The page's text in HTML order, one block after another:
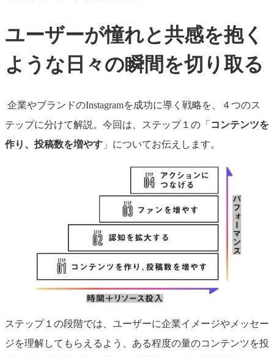
ユーザーが憧れと共感を抱く
ような日々の瞬間を切り取る
企業やブランドのInstagramを成功に導く戦略を、４つのス
テップに分けて解説。今回は、ステップ１の「 コンテンツを
作り、投稿数を増やす 」についてお伝えします。
ステップ１の段階では、ユーザーに企業イメージやメッセー
ジを理解してもらえるよう、ある程度の量のコンテンツを投